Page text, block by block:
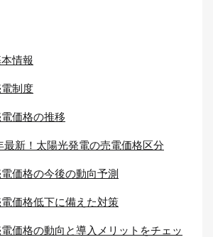
情報
電制度
価格の推移
最新！太陽光発電の売電価格区分
価格の今後の動向予測
電価格低下に備えた対策
電価格の動向と導入メリットをチェッ